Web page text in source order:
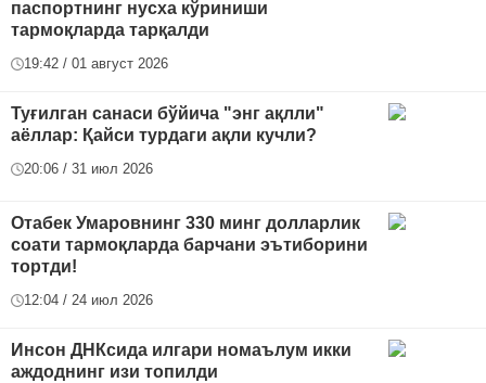
паспортнинг нусха кўриниши
тармоқларда тарқалди
19:42 / 01 август 2026
Туғилган санаси бўйича "энг ақлли"
аёллар: Қайси турдаги ақли кучли?
20:06 / 31 июл 2026
Отабек Умаровнинг 330 минг долларлик
соати тармоқларда барчани эътиборини
тортди!
12:04 / 24 июл 2026
Инсон ДНКсида илгари номаълум икки
аждоднинг изи топилди